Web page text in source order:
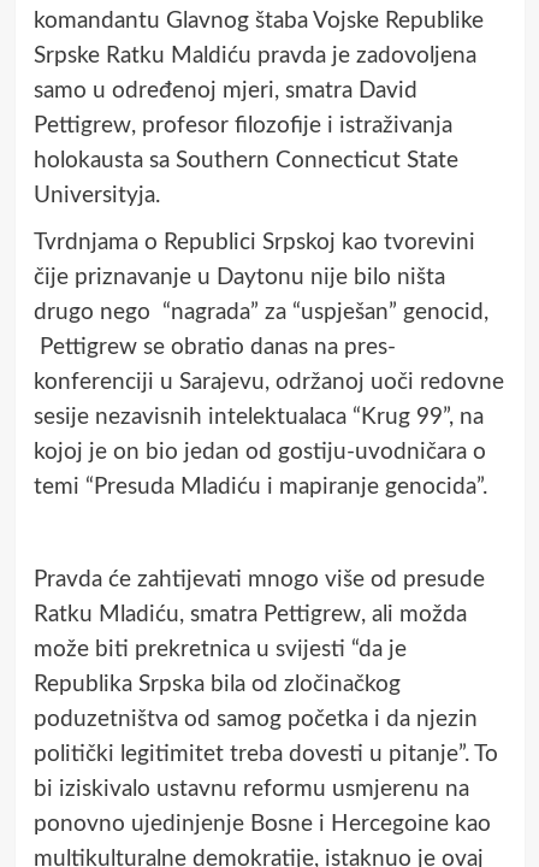
komandantu Glavnog štaba Vojske Republike
Srpske Ratku Maldiću pravda je zadovoljena
samo u određenoj mjeri, smatra David
Pettigrew, profesor filozofije i istraživanja
holokausta sa Southern Connecticut State
Universityja.
Tvrdnjama o Republici Srpskoj kao tvorevini
čije priznavanje u Daytonu nije bilo ništa
drugo nego “nagrada” za “uspješan” genocid,
Pettigrew se obratio danas na pres-
konferenciji u Sarajevu, održanoj uoči redovne
sesije nezavisnih intelektualaca “Krug 99”, na
kojoj je on bio jedan od gostiju-uvodničara o
temi “Presuda Mladiću i mapiranje genocida”.
Pravda će zahtijevati mnogo više od presude
Ratku Mladiću, smatra Pettigrew, ali možda
može biti prekretnica u svijesti “da je
Republika Srpska bila od zločinačkog
poduzetništva od samog početka i da njezin
politički legitimitet treba dovesti u pitanje”. To
bi iziskivalo ustavnu reformu usmjerenu na
ponovno ujedinjenje Bosne i Hercegoine kao
multikulturalne demokratije, istaknuo je ovaj